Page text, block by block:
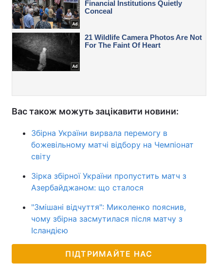
Вас також можуть зацікавити новини:
Збірна України вирвала перемогу в
божевільному матчі відбору на Чемпіонат
світу
Зірка збірної України пропустить матч з
Азербайджаном: що сталося
"Змішані відчуття": Миколенко пояснив,
чому збірна засмутилася після матчу з
Ісландією
ПІДТРИМАЙТЕ НАС